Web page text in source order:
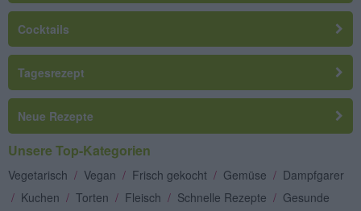
Cocktails
Tagesrezept
Neue Rezepte
Unsere Top-Kategorien
Vegetarisch / Vegan / Frisch gekocht / Gemüse / Dampfgarer
/ Kuchen / Torten / Fleisch / Schnelle Rezepte / Gesunde